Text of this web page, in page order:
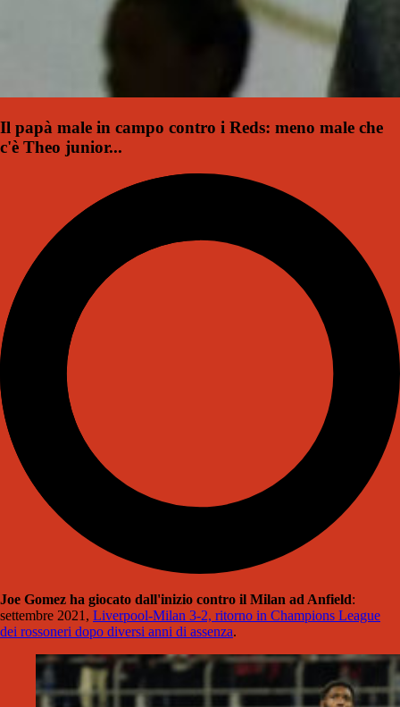
Il papà male in campo contro i Reds: meno male che
c'è Theo junior...
Joe Gomez ha giocato dall'inizio contro il Milan ad Anfield:
settembre 2021, Liverpool-Milan 3-2, ritorno in Champions League
dei rossoneri dopo diversi anni di assenza.